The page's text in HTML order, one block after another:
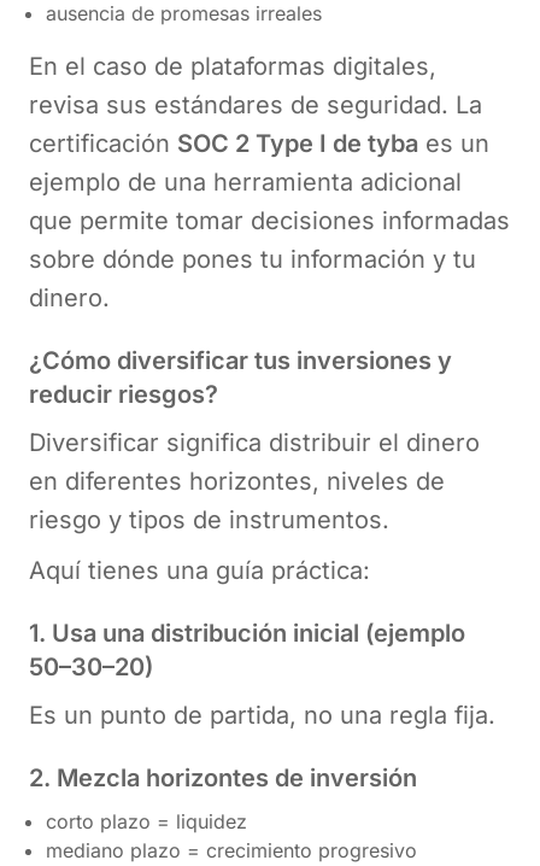
ausencia de promesas irreales
En el caso de plataformas digitales,
revisa sus estándares de seguridad. La
certificación SOC 2 Type I de tyba es un
ejemplo de una herramienta adicional
que permite tomar decisiones informadas
sobre dónde pones tu información y tu
dinero.
¿Cómo diversificar tus inversiones y
reducir riesgos?
Diversificar significa distribuir el dinero
en diferentes horizontes, niveles de
riesgo y tipos de instrumentos.
Aquí tienes una guía práctica:
1. Usa una distribución inicial (ejemplo
50–30–20)
Es un punto de partida, no una regla fija.
2. Mezcla horizontes de inversión
corto plazo = liquidez
mediano plazo = crecimiento progresivo